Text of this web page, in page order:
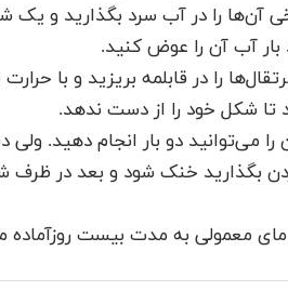
آن‌ها را در آب سرد بگذارید و یک
آب آن را عوض کنید.
را در قابلمه بریزید و با
تا شکل خود را از دست ندهد.
می‌توانید دو بار انجام دهید.
بگذارید خنک شود و بعد در ظرف
معمولی به مدت بیست روز​آماده